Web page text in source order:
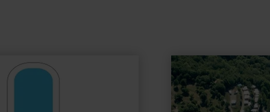
learn
more
about:
Wohnmobilstellplätze
Camping-
Nimseck